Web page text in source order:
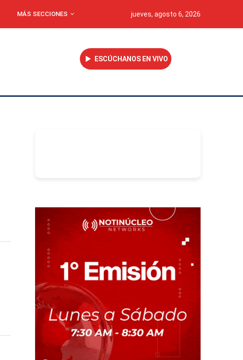
MÁS SECCIONES jueves, agosto 6, 2026
ESCÚCHANOS EN VIVO